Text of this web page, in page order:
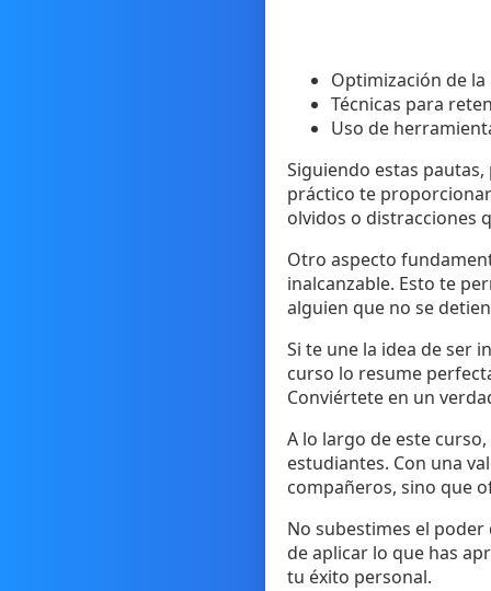
Optimización de
Técnicas para
Uso de
Siguiendo estas
práctico te
olvidos o distracciones
Otro aspecto
inalcanzable. Esto te
alguien que no se
Si te une la idea de ser
curso lo resume
Conviértete en un
A lo largo de este
estudiantes. Con una
compañeros, sino que
No subestimes el
de aplicar lo que has
tu éxito personal.